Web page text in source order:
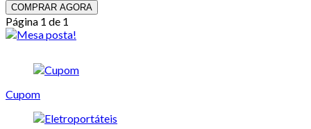
COMPRAR AGORA
Página 1 de 1
Cupom